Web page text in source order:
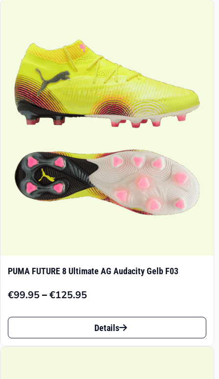
PUMA FUTURE 8 Ultimate AG Audacity Gelb F03
€99.95–€125.95
Preisspanne:
€99.95
€125.95
Dieses
Produkt
Details